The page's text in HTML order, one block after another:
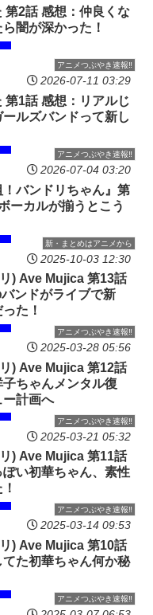
アニメつぶやき速報‼︎
2話 感想：仲良くな
闇が深かった！
2026-07-11 03:29
アニメつぶやき速報‼︎
1話 感想：リアルじ
ルズバンドって新し
2026-07-04 03:20
新・まとめはアニメから
！バンドリちゃん』第
ーカルが揃うとこう
2025-10-03 12:30
アニメつぶやき速報‼︎
) Ave Mujica 第13話
ンドがライブで新
た！
2025-03-28 05:56
アニメつぶやき速報‼︎
) Ave Mujica 第12話
ちゃんメンタル復
計画へ
2025-03-21 05:32
アニメつぶやき速報‼︎
) Ave Mujica 第11話
い初華ちゃん、素性
2025-03-14 09:53
アニメつぶやき速報‼︎
) Ave Mujica 第10話
た初華ちゃん何か秘